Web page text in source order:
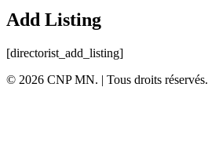
Add Listing
[directorist_add_listing]
© 2026 CNP MN. | Tous droits réservés.